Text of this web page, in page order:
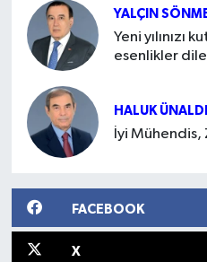
YALÇIN
Yeni yılınızı
esenlikler
HALUK ÜNALDI
İyi Mühendis,
FACEBOOK
X